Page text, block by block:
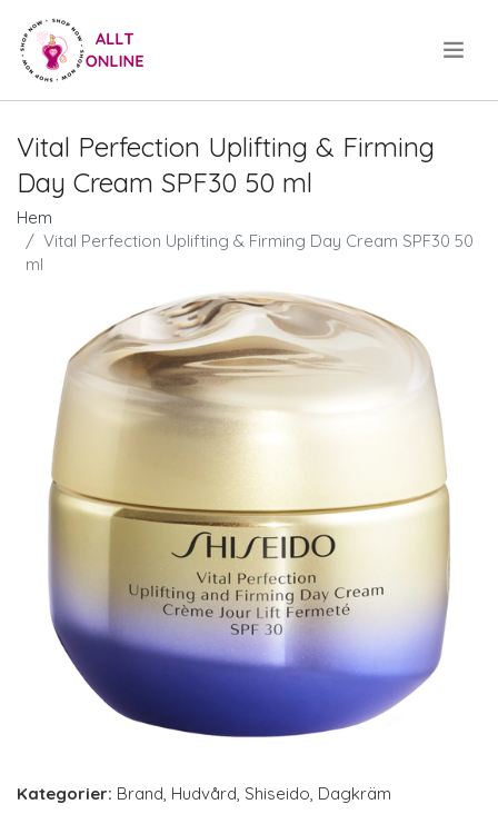
Vital Perfection Uplifting & Firming
Day Cream SPF30 50 ml
Hem
Vital Perfection Uplifting & Firming Day Cream SPF30 50
ml
Kategorier: Brand, Hudvård, Shiseido, Dagkräm